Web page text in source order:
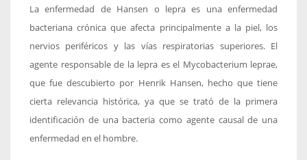
La enfermedad de Hansen o lepra es una enfermedad
bacteriana crónica que afecta principalmente a la piel, los
nervios periféricos y las vías respiratorias superiores. El
agente responsable de la lepra es el Mycobacterium leprae,
que fue descubierto por Henrik Hansen, hecho que tiene
cierta relevancia histórica, ya que se trató de la primera
identificación de una bacteria como agente causal de una
enfermedad en el hombre.